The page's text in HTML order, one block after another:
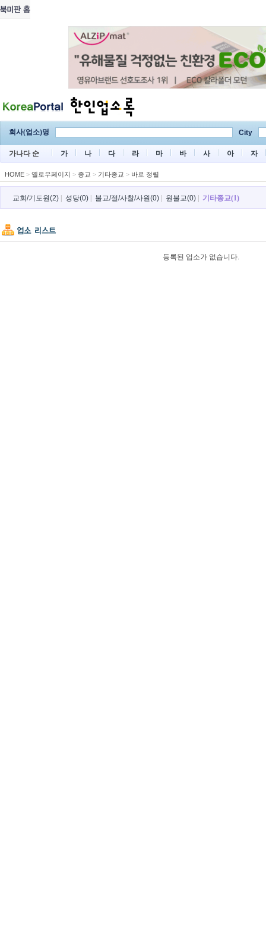
회사(업소)명 City
가나다 순 가 나 다 라 마 바 사 아 자
HOME > 옐로우페이지 > 종교 > 기타종교 > 바로 정렬
교회/기도원(2) 성당(0) 불교/절/사찰/사원(0) 원불교(0) 기타종교(1)
등록된 업소가 없습니다.